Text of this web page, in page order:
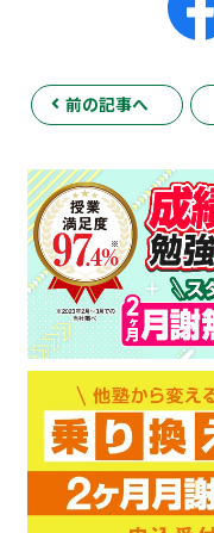
前の記事へ